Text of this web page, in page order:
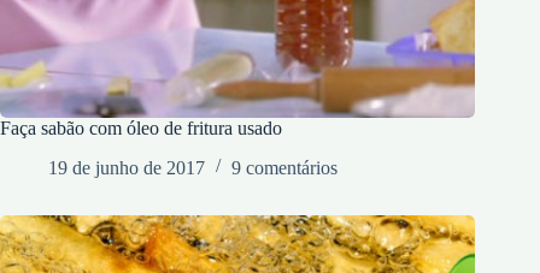
Faça sabão com óleo de fritura usado
19 de junho de 2017
9 comentários